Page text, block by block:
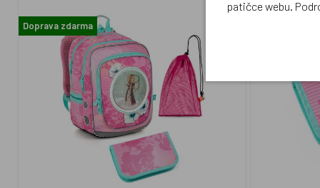
Doprava zdarma
patičce webu.